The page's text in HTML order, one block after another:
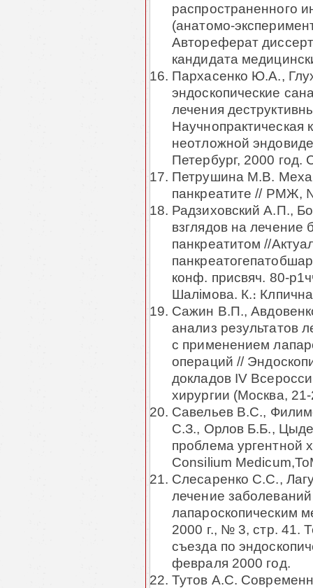
распространенного
(анатомо-
Автореферат
кандидата
Пархасенко Ю.А.,
эндоскопические
лечения
неотложной
Петербург, 2000 год.
Петрушина М.В.
панкреатите // РМЖ,
Радзиховский А.П.,
взглядов на лечение
панкреатитом //
конф. присвяч. 80-
Шалiмова. К.։
Сажин В.П.,
анализ результатов
с применением
операций //
докладов IV
хирургии (Москва,
Савельев B.C.,
С.З., Орлов Б.Б.,
проблема ургентной
Consilium
Слесаренко С.С.,
лечение
лапароскопическим
2000 г., № 3, стр. 41.
съезда по
февраля 2000 год.
Тутов А.С.